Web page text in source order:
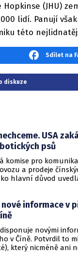
(JHU)
lidí. Panují
této
Sdílet na
diskuze
USA
psů
komise pro
a prodeje
hlavní důvod
Trumpa snaží
z amerického trhu.
informace v
novými
v Číně. Potvrdil to
který nicméně ani